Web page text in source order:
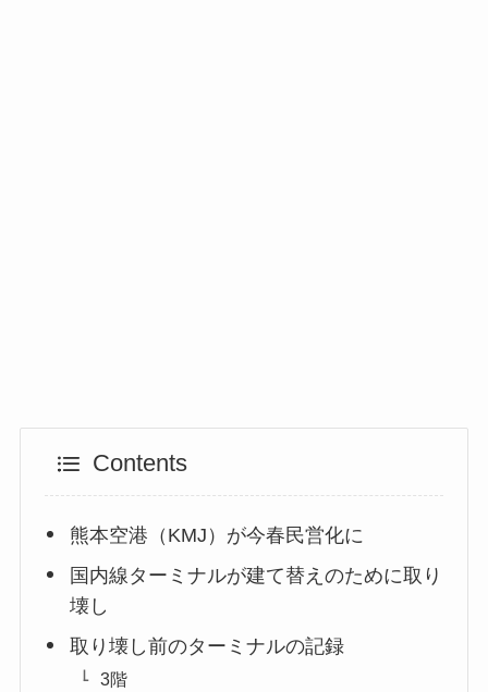
Contents
熊本空港（KMJ）が今春民営化に
国内線ターミナルが建て替えのために取り
壊し
取り壊し前のターミナルの記録
3階